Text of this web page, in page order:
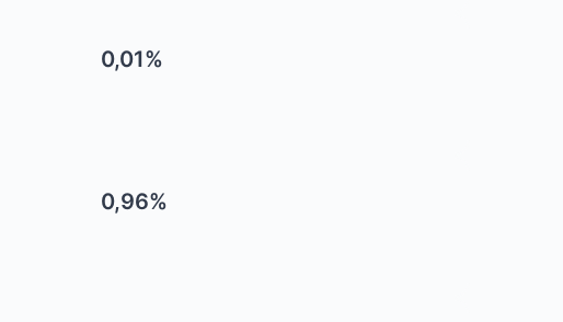
0,01%
0,96%